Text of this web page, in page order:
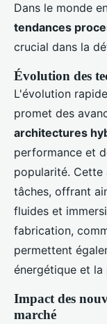
Dans le monde
tendances
crucial dans la
Évolution des
L'évolution
promet des
architectures
performance et
popularité.
tâches, offrant
fluides et
fabrication,
permettent
énergétique et
Impact des
marché